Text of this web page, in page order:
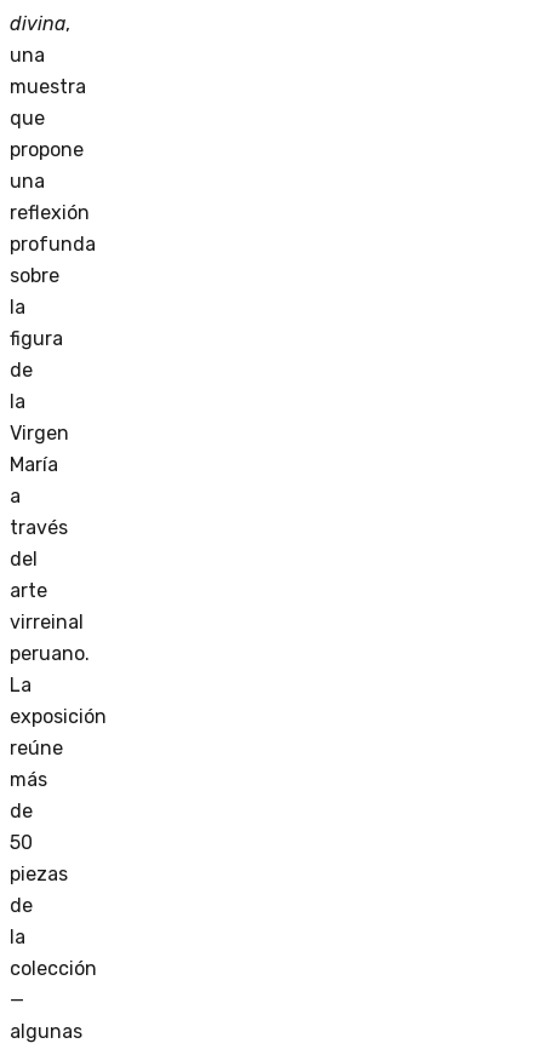
divina,
una
muestra
que
propone
una
reflexión
profunda
sobre
la
figura
de
la
Virgen
María
a
través
del
arte
virreinal
peruano.
La
exposición
reúne
más
de
50
piezas
de
la
colección
—
algunas